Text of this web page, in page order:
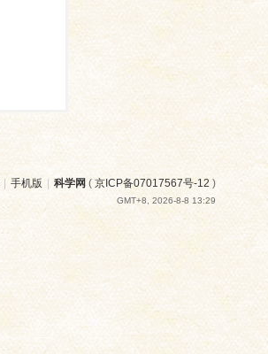
| 手机版 | 科学网 ( 京ICP备07017567号-12 )
GMT+8, 2026-8-8 13:29